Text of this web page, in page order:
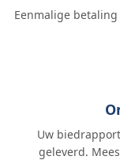
Eenmalige betaling
Uw
geleverd.